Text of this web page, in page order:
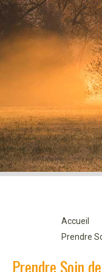
Accueil
Prendre
Prendre Soin